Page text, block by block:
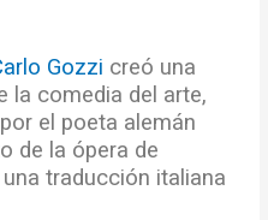
Gozzi creó una
la comedia del arte,
el poeta alemán
de la ópera de
traducción italiana